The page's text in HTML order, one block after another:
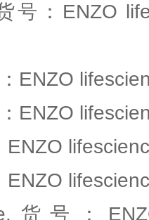
号：ENZO
ENZO
ENZO
ENZO
ENZO
货号：